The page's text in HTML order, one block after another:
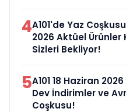
4A101'de Yaz
2026 Aktüel
Sizleri Bekliyor!
5A101 18 Haziran
Dev İndirimler ve
Coşkusu!